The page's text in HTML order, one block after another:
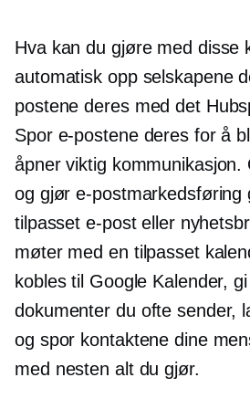
Hva kan du gjøre med disse
automatisk opp selskapene
postene deres med det
Spor e-postene deres for å
åpner viktig kommunikasjon.
og gjør e-postmarkedsføring
tilpasset e-post eller
møter med en tilpasset
kobles til Google Kalender,
dokumenter du ofte sender,
og spor kontaktene dine
med nesten alt du gjør.